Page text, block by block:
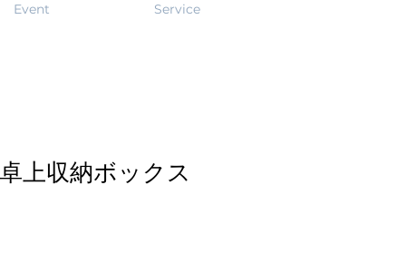
Event Service
上収納ボックス